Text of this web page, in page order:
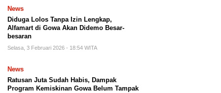
News
Diduga Lolos Tanpa Izin Lengkap,
Alfamart di Gowa Akan Didemo Besar-
besaran
Selasa, 3 Februari 2026 - 18:54 WITA
News
Ratusan Juta Sudah Habis, Dampak
Program Kemiskinan Gowa Belum Tampak